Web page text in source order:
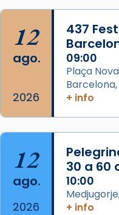
Acompanyant la
partir de l’Edat
que les santes
Semproniana
eterna”) són
frare Joan Gaspar
que les santes
Mataró en
Foto
View on Facebook ·
12
ago.
2026
437
09:00
Plaça
+ info
12
ago.
2026
30 a 60
10:00
+ info